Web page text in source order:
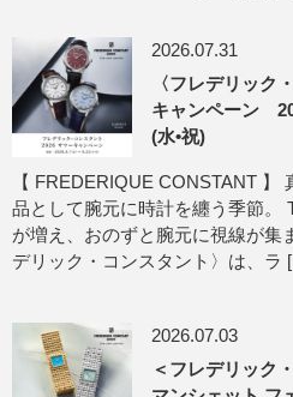
2026.07.31
〈フレデリック
キャンペーン
(水•祝)
【 FREDERIQUE CONSTANT
品として腕元に時計を纏う季節。
が増え、おのずと腕元に視線が集
デリック・コンスタント〉は、ラ
2026.07.03
＜フレデリック